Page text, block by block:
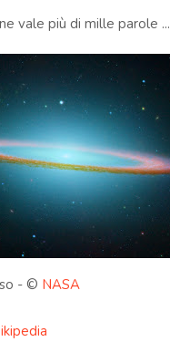
vale più di mille parole ...
- © NASA